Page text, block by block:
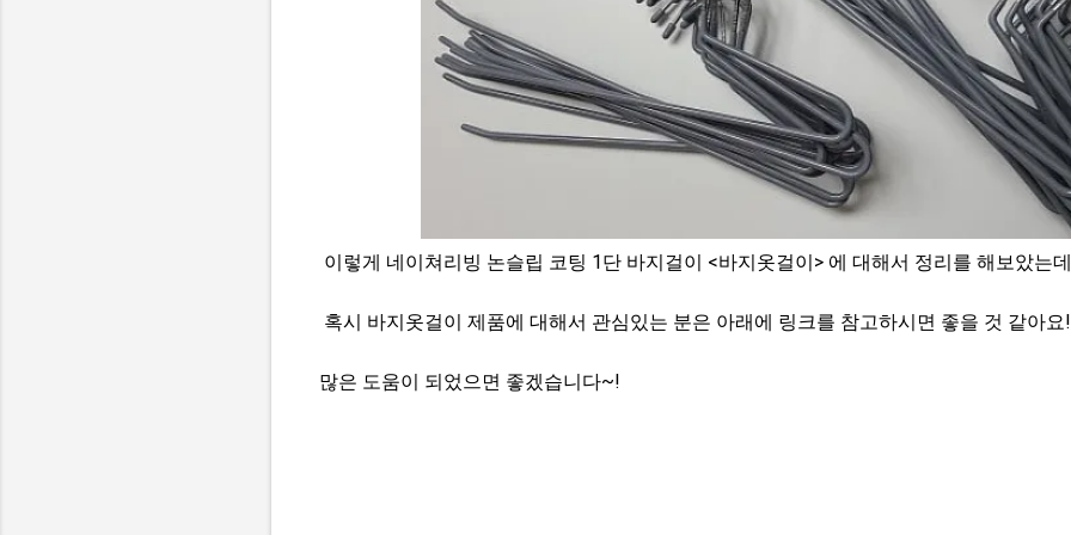
이렇게 네이쳐리빙 논슬립 코팅 1단 바지걸이 <바지옷걸이> 에 대해서 정리를 해보았는
혹시 바지옷걸이 제품에 대해서 관심있는 분은 아래에 링크를 참고하시면 좋을 것 같아요!
많은 도움이 되었으면 좋겠습니다~!